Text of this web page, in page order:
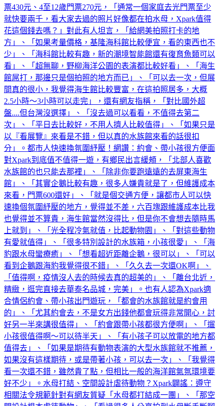
票430元、4至12歲門票270元，「通常一個家庭去光門票至少
就快要兩千，看大家去過的照片好像都在拍水母，Xpark值得
花這個錢去嗎？」對此有人坦言，「給網美拍照打卡的地
方」、「如果考量價格，基隆海科館比較便宜，看的東西也不
少」、「海科館比較有趣，新的潮境智能館還有復育魚類可以
看」、「超無聊，野柳海洋公園的表演都比較好看」、「海生
館屌打，那邊只是個拍照的地方而已」、「可以去一次，但展
間真的很小，我覺得海生館比較豐富，在這拍照居多，大概
2.5小時～3小時可以走完」，還有網友指稱，「對比國外超
盤....但台灣沒選擇」、「沒去過可以看看，不值得去第二
次」、「平日去比較好，不用人擠人比較值得」、「如果只是
以『看展覽』來看是不錯，但以真的水族館來看的話很扣
分」。都市人快速換氛圍紓壓！網讚：約會、帶小孩很方便面
對Xpark到底值不值得一遊，有鄉民出言緩頰，「北部人喜歡
水族館的也只能去那裡」、「除非你要跑遠遠的去屏東海生
館」、「其實企鵝比較有趣，很多人嫌貴就是了，但維護成本
來看，門票600還好」、「就是個交通方便，讓都市人可以快
速換個氛圍紓壓的地方，覺得並不差，六百塊跟維護成本比我
也覺得並不算貴，海生館當然沒得比，但是你不會想去隨時馬
上就到」、「光全程冷氣就值，比起動物園」、「對這些動物
有愛就值得」、「很多特別設計的水族箱，小孩很愛」、「海
豹跟水母蠻療癒」、「想看超近距離企鵝，很可以」、「可以
看到企鵝跟海豹我覺得很不錯」、「久久去一次還OK啊」、
「值得啊，疫情沒人去的時候去真的超美的」、「離台北近，
精緻，逛完直接去華泰名品城，完美」。也有人認為Xpark適
合情侶約會、帶小孩出門遊玩，「都會的水族館就是約會用
的」、「尤其約會去，不是女方出錢他都會玩得非常開心，討
好另一半來講很值得」、「約會跟帶小孩都很方便啊」、「遛
小孩很值得啊～可以待半天」、「有小孩子可以放電的地方都
值得去」、「如果是期待有動物表演的大型水族館就不推薦，
如果沒有這樣期待，或是帶著小孩，可以去一次」、「我覺得
看一次還不錯，雖然貴了點，但相比一般的海洋館氣氛環境要
好不少」。水母打結、空間設計虐待動物？Xpark闢謠：遵守
相關法令規範針對有網友質疑「水母都打結成一團」、「那空